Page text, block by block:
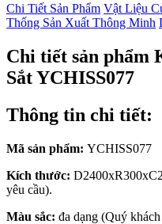
Chi Tiết Sản Phẩm Vật Liệu
Thống Sản Xuất Thông Minh
Chi tiết sản phẩm
Sắt YCHISS077
Thông tin chi tiết:
Mã sản phẩm: YCHISS077
Kích thước:
yêu cầu).
Màu sắc: đa dạng (Quý